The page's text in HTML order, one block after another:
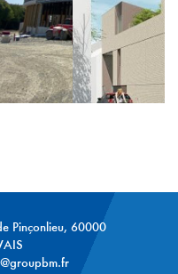
Pinçonlieu, 60000